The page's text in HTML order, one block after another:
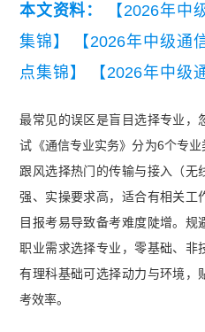
本文资料：
【2026年中
集锦】
【2026年中级通
点集锦】
【2026年中级
集锦】 【2026年中级通
点集锦】
最常见的误区是盲目选择专业，
试《通信专业实务》分为6个专
跟风选择热门的传输与接入（无
强、实操要求高，适合有相关工
目报考易导致备考难度陡增。
职业需求选择专业，零基础、非
有理科基础可选择动力与环境，
考效率。